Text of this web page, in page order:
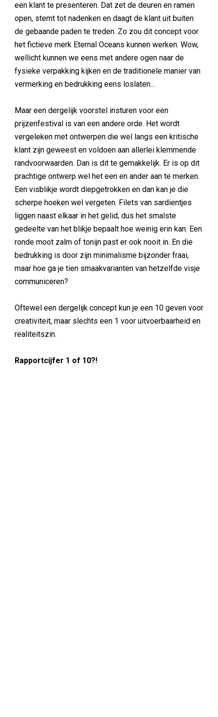
een klant te presenteren. Dat zet de deuren en ramen
open, stemt tot nadenken en daagt de klant uit buiten
de gebaande paden te treden. Zo zou dit concept voor
het fictieve merk Eternal Oceans kunnen werken. Wow,
wellicht kunnen we eens met andere ogen naar de
fysieke verpakking kijken en de traditionele manier van
vermerking en bedrukking eens loslaten…
Maar een dergelijk voorstel insturen voor een
prijzenfestival is van een andere orde. Het wordt
vergeleken met ontwerpen die wel langs een kritische
klant zijn geweest en voldoen aan allerlei klemmende
randvoorwaarden. Dan is dit te gemakkelijk. Er is op dit
prachtige ontwerp wel het een en ander aan te merken.
Een visblikje wordt diepgetrokken en dan kan je die
scherpe hoeken wel vergeten. Filets van sardientjes
liggen naast elkaar in het gelid, dus het smalste
gedeelte van het blikje bepaalt hoe weinig erin kan. Een
ronde moot zalm of tonijn past er ook nooit in. En die
bedrukking is door zijn minimalisme bijzonder fraai,
maar hoe ga je tien smaakvarianten van hetzelfde visje
communiceren?
Oftewel een dergelijk concept kun je een 10 geven voor
creativiteit, maar slechts een 1 voor uitvoerbaarheid en
realiteitszin.
Rapportcijfer 1 of 10?!